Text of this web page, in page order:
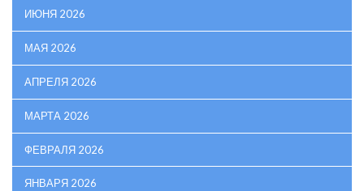
ИЮНЯ 2026
МАЯ 2026
АПРЕЛЯ 2026
МАРТА 2026
ФЕВРАЛЯ 2026
ЯНВАРЯ 2026